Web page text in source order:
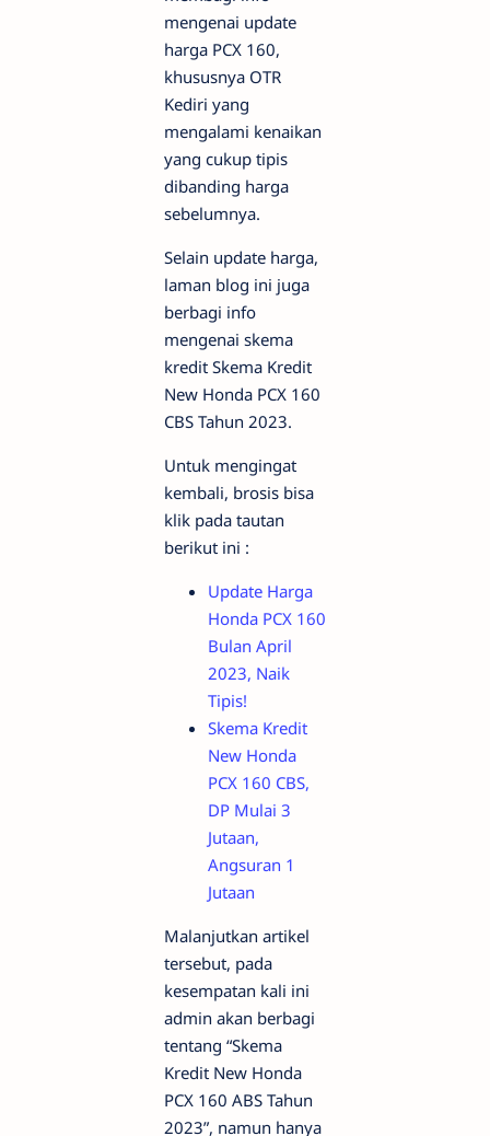
mengenai update
harga PCX 160,
khususnya OTR
Kediri yang
mengalami kenaikan
yang cukup tipis
dibanding harga
sebelumnya.
Selain update harga,
laman blog ini juga
berbagi info
mengenai skema
kredit Skema Kredit
New Honda PCX 160
CBS Tahun 2023.
Untuk mengingat
kembali, brosis bisa
klik pada tautan
berikut ini :
Update Harga
Honda PCX 160
Bulan April
2023, Naik
Tipis!
Skema Kredit
New Honda
PCX 160 CBS,
DP Mulai 3
Jutaan,
Angsuran 1
Jutaan
Malanjutkan artikel
tersebut, pada
kesempatan kali ini
admin akan berbagi
tentang “Skema
Kredit New Honda
PCX 160 ABS Tahun
2023”, namun hanya